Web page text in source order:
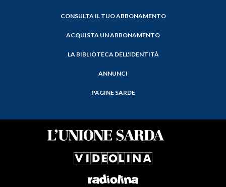
CONSULTA IL TUO ABBONAMENTO
ACQUISTA UN ABBONAMENTO
LA BIBLIOTECA DELL'IDENTITÀ
ANNUNCI
PAGINE SARDE